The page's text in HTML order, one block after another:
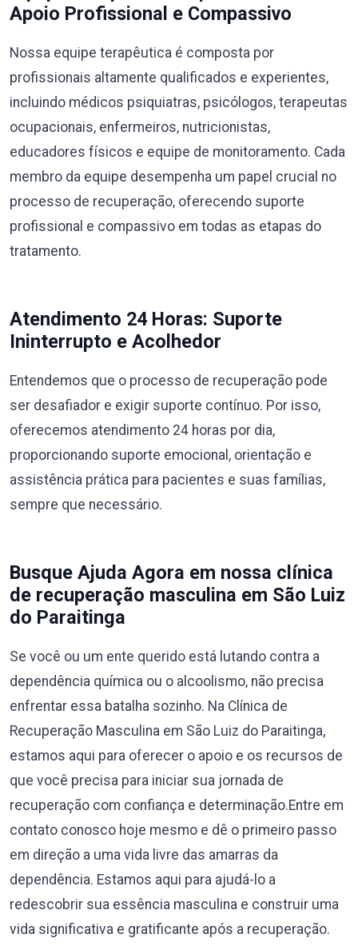
Apoio Profissional e Compassivo
Nossa equipe terapêutica é composta por
profissionais altamente qualificados e experientes,
incluindo médicos psiquiatras, psicólogos, terapeutas
ocupacionais, enfermeiros, nutricionistas,
educadores físicos e equipe de monitoramento. Cada
membro da equipe desempenha um papel crucial no
processo de recuperação, oferecendo suporte
profissional e compassivo em todas as etapas do
tratamento.
Atendimento 24 Horas: Suporte
Ininterrupto e Acolhedor
Entendemos que o processo de recuperação pode
ser desafiador e exigir suporte contínuo. Por isso,
oferecemos atendimento 24 horas por dia,
proporcionando suporte emocional, orientação e
assistência prática para pacientes e suas famílias,
sempre que necessário.
Busque Ajuda Agora em nossa clínica
de recuperação masculina em São Luiz
do Paraitinga
Se você ou um ente querido está lutando contra a
dependência química ou o alcoolismo, não precisa
enfrentar essa batalha sozinho. Na Clínica de
Recuperação Masculina em São Luiz do Paraitinga,
estamos aqui para oferecer o apoio e os recursos de
que você precisa para iniciar sua jornada de
recuperação com confiança e determinação.Entre em
contato conosco hoje mesmo e dê o primeiro passo
em direção a uma vida livre das amarras da
dependência. Estamos aqui para ajudá-lo a
redescobrir sua essência masculina e construir uma
vida significativa e gratificante após a recuperação.